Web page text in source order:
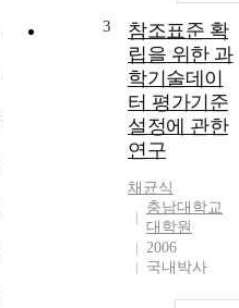
3
참조표준 확
립을 위한 과
학기술데이
터 평가기준
설정에 관한
연구
채균식
충남대학교
대학원
2006
국내박사